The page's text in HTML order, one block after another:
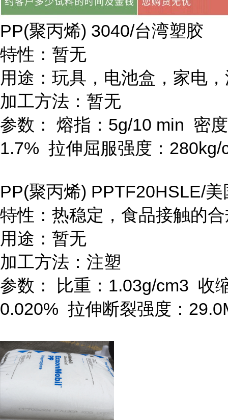
PP(聚丙烯) 3040/台湾塑胶
特性：暂无
用途：玩具，电池盒，家电
加工方法：暂无
参数：
熔指： 5g/10 min 密
1.7% 拉伸屈服强度： 280kg/
PP(聚丙烯) PPTF20HSLE/美
特性：热稳定，食品接触的
用途：暂无
加工方法：注塑
参数：
比重： 1.03g/cm3 收
0.020% 拉伸断裂强度：